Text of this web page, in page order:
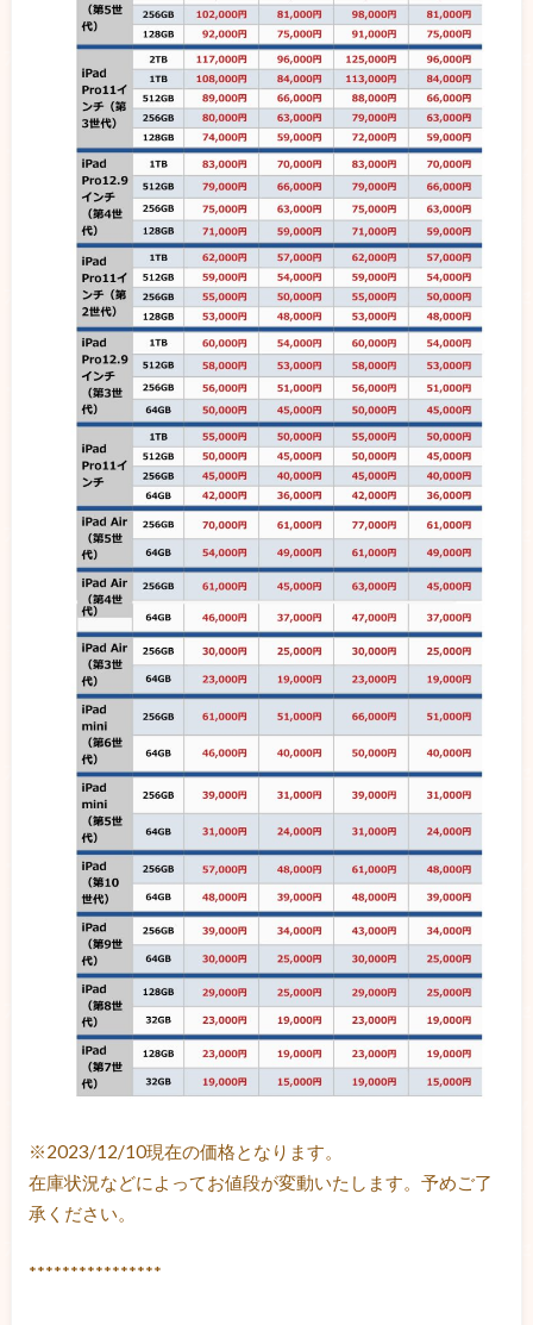
※2023/12/10現在の価格となります。
在庫状況などによってお値段が変動いたします。予めご了
承ください。
****************